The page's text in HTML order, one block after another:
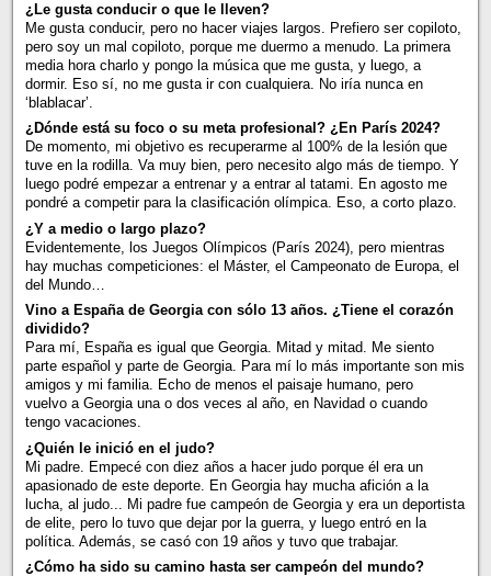
¿Le gusta conducir o que le lleven?
Me gusta conducir, pero no hacer viajes largos. Prefiero ser copiloto,
pero soy un mal copiloto, porque me duermo a menudo. La primera
media hora charlo y pongo la música que me gusta, y luego, a
dormir. Eso sí, no me gusta ir con cualquiera. No iría nunca en
‘blablacar’.
¿Dónde está su foco o su meta profesional? ¿En París 2024?
De momento, mi objetivo es recuperarme al 100% de la lesión que
tuve en la rodilla. Va muy bien, pero necesito algo más de tiempo. Y
luego podré empezar a entrenar y a entrar al tatami. En agosto me
pondré a competir para la clasificación olímpica. Eso, a corto plazo.
¿Y a medio o largo plazo?
Evidentemente, los Juegos Olímpicos (París 2024), pero mientras
hay muchas competiciones: el Máster, el Campeonato de Europa, el
del Mundo…
Vino a España de Georgia con sólo 13 años. ¿Tiene el corazón
dividido?
Para mí, España es igual que Georgia. Mitad y mitad. Me siento
parte español y parte de Georgia. Para mí lo más importante son mis
amigos y mi familia. Echo de menos el paisaje humano, pero
vuelvo a Georgia una o dos veces al año, en Navidad o cuando
tengo vacaciones.
¿Quién le inició en el judo?
Mi padre. Empecé con diez años a hacer judo porque él era un
apasionado de este deporte. En Georgia hay mucha afición a la
lucha, al judo... Mi padre fue campeón de Georgia y era un deportista
de elite, pero lo tuvo que dejar por la guerra, y luego entró en la
política. Además, se casó con 19 años y tuvo que trabajar.
¿Cómo ha sido su camino hasta ser campeón del mundo?